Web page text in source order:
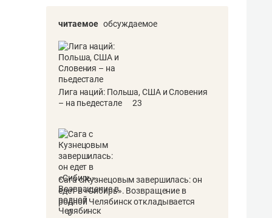
читаемое обсуждаемое
Лига наций: Польша, США и Словения
– на пьедестале
23
Сага с Кузнецовым завершилась: он
едет в «Сибирь». Возвращение в
родной Челябинск откладывается
0